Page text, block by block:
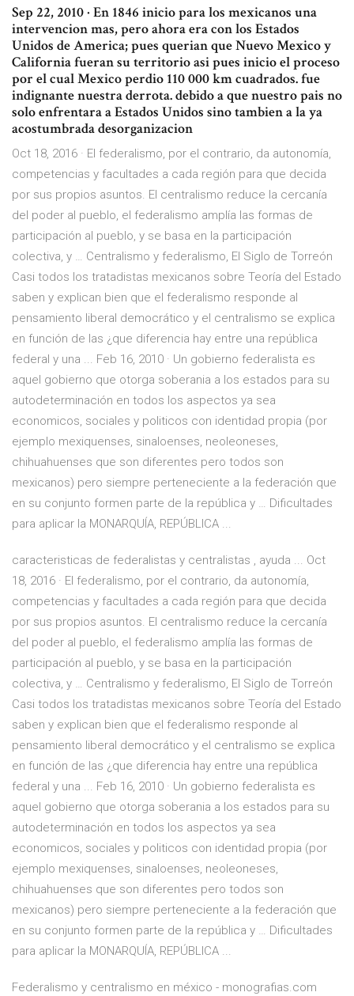
Sep 22, 2010 · En 1846 inicio para los mexicanos una
intervencion mas, pero ahora era con los Estados
Unidos de America; pues querian que Nuevo Mexico y
California fueran su territorio asi pues inicio el proceso
por el cual Mexico perdio 110 000 km cuadrados. fue
indignante nuestra derrota. debido a que nuestro pais no
solo enfrentara a Estados Unidos sino tambien a la ya
acostumbrada desorganizacion
Oct 18, 2016 · El federalismo, por el contrario, da autonomía,
competencias y facultades a cada región para que decida
por sus propios asuntos. El centralismo reduce la cercanía
del poder al pueblo, el federalismo amplía las formas de
participación al pueblo, y se basa en la participación
colectiva, y … Centralismo y federalismo, El Siglo de Torreón
Casi todos los tratadistas mexicanos sobre Teoría del Estado
saben y explican bien que el federalismo responde al
pensamiento liberal democrático y el centralismo se explica
en función de las ¿que diferencia hay entre una república
federal y una ... Feb 16, 2010 · Un gobierno federalista es
aquel gobierno que otorga soberania a los estados para su
autodeterminación en todos los aspectos ya sea
economicos, sociales y politicos con identidad propia (por
ejemplo mexiquenses, sinaloenses, neoleoneses,
chihuahuenses que son diferentes pero todos son
mexicanos) pero siempre perteneciente a la federación que
en su conjunto formen parte de la república y … Dificultades
para aplicar la MONARQUÍA, REPÚBLICA ...
caracteristicas de federalistas y centralistas , ayuda ... Oct
18, 2016 · El federalismo, por el contrario, da autonomía,
competencias y facultades a cada región para que decida
por sus propios asuntos. El centralismo reduce la cercanía
del poder al pueblo, el federalismo amplía las formas de
participación al pueblo, y se basa en la participación
colectiva, y … Centralismo y federalismo, El Siglo de Torreón
Casi todos los tratadistas mexicanos sobre Teoría del Estado
saben y explican bien que el federalismo responde al
pensamiento liberal democrático y el centralismo se explica
en función de las ¿que diferencia hay entre una república
federal y una ... Feb 16, 2010 · Un gobierno federalista es
aquel gobierno que otorga soberania a los estados para su
autodeterminación en todos los aspectos ya sea
economicos, sociales y politicos con identidad propia (por
ejemplo mexiquenses, sinaloenses, neoleoneses,
chihuahuenses que son diferentes pero todos son
mexicanos) pero siempre perteneciente a la federación que
en su conjunto formen parte de la república y … Dificultades
para aplicar la MONARQUÍA, REPÚBLICA ...
Federalismo y centralismo en méxico - monografias.com